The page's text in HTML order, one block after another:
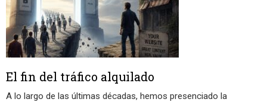
El fin del tráfico alquilado
A lo largo de las últimas décadas, hemos presenciado la